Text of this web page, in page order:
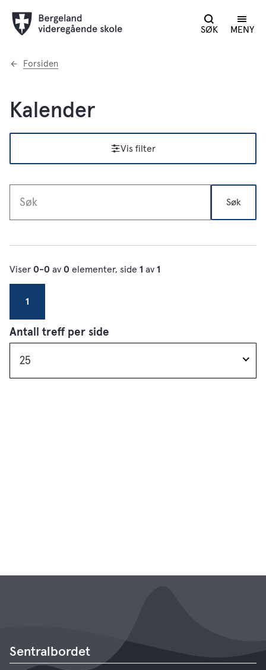
SØK MENY
Du
Forsiden
Kalender
Vis filter
Søketekst Søk
Viser 0-0 av 0 elementer, side 1 av 1
1
Antall treff per side
25
Sentralbordet